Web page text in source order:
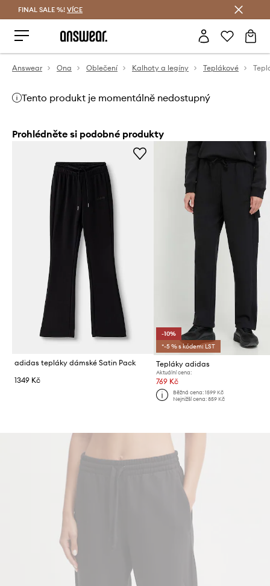
FINAL SALE %! VÍCE
Answear Ona Oblečení Kalhoty a legíny Teplákové
Tento produkt je momentálně nedostupný
Prohlédněte si podobné produkty
adidas tepláky dámské Satin Pack
1349 Kč
-10%
*-5 % s kódem: LST
Tepláky adidas
Aktuální cena:
769 Kč
Běžná cena: 1599 Kč
Nejnižší cena: 859 Kč